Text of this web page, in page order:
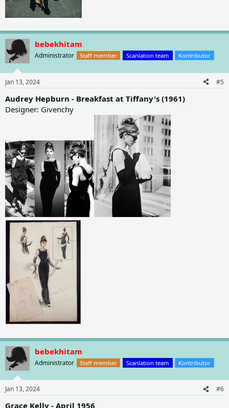
bebekhitam
Administrator Staff member Scanlation team Kontributor
Jan 13, 2024 #5
Audrey Hepburn - Breakfast at Tiffany's (1961)
Designer: Givenchy
bebekhitam
Administrator Staff member Scanlation team Kontributor
Jan 13, 2024 #6
Grace Kelly - April 1956